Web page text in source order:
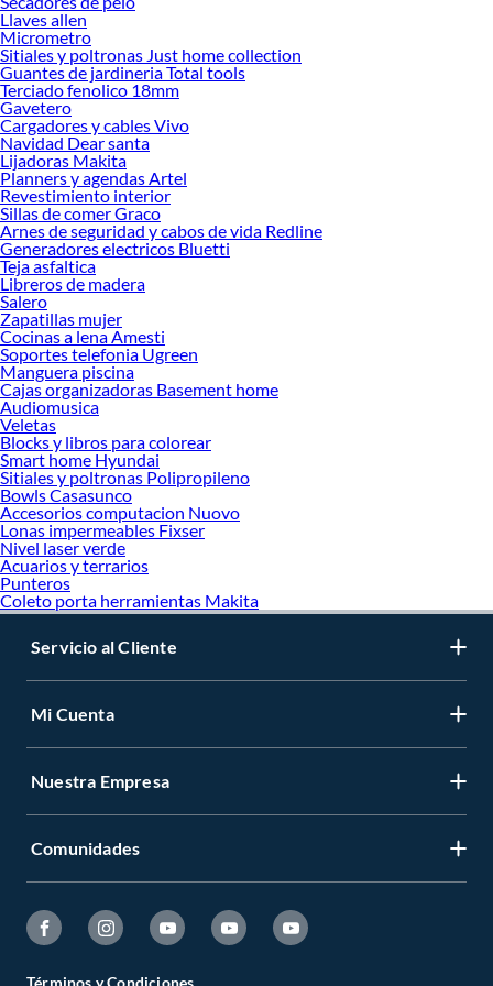
Herramientas, materiales y accesorios de calidad para tus proyectos y
renovación de espacios. ¡Visítanos y descubre todo lo que tenemos para
ofrecerte!
Encuentra una amplia variedad de productos de Teteras y lecheros en Sodimac.
Encuentra todo lo necesario para tus proyectos de renovación y decoración.
¡Visítanos y haz tus ideas realidad!
Llaves allen
Micrometro
Sitiales y poltronas Just home collection
Guantes de jardineria Total tools
Terciado fenolico 18mm
Gavetero
Cargadores y cables Vivo
Navidad Dear santa
Lijadoras Makita
Planners y agendas Artel
Revestimiento interior
Sillas de comer Graco
Arnes de seguridad y cabos de vida Redline
Generadores electricos Bluetti
Teja asfaltica
Libreros de madera
Salero
Zapatillas mujer
Cocinas a lena Amesti
Soportes telefonia Ugreen
Manguera piscina
Cajas organizadoras Basement home
Audiomusica
Veletas
Blocks y libros para colorear
Smart home Hyundai
Sitiales y poltronas Polipropileno
Bowls Casasunco
Accesorios computacion Nuovo
Lonas impermeables Fixser
Nivel laser verde
Acuarios y terrarios
Punteros
Coleto porta herramientas Makita
Servicio al Cliente
Mi Cuenta
Nuestra Empresa
Comunidades
Términos y Condiciones